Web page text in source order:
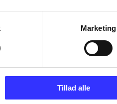
Marketing
Tillad alle